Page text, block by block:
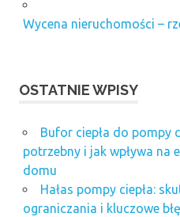
Wycena nieruchomości –
OSTATNIE WPISY
Bufor ciepła do pompy
potrzebny i jak wpływa na
domu
Hałas pompy ciepła:
ograniczania i kluczowe